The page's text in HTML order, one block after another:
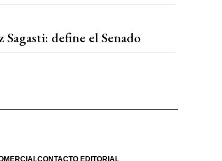
define el Senado
CONTACTO EDITORIAL